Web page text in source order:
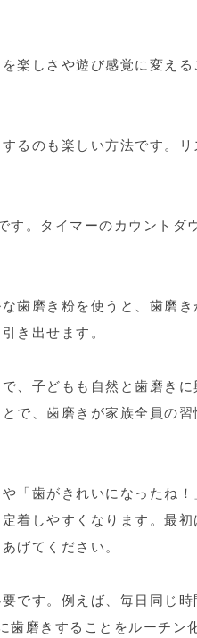
楽しさや遊び感覚に変える
るのも楽しい方法です。リ
す。タイマーのカウントダ
歯磨き粉を使うと、歯磨き
き出せます。
、子どもも自然と歯磨きに
で、歯磨きが家族全員の習
「歯がきれいになったね！
着しやすくなります。最初
げてください。
です。例えば、毎日同じ時
磨きすることをルーチン